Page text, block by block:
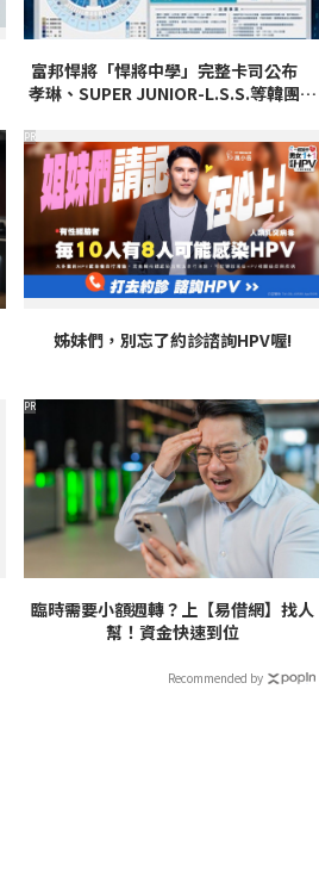
富邦悍將「悍將中學」完整卡司公布
孝琳、SUPER JUNIOR-L.S.S.等韓團炸
姊妹們，別忘了約診諮詢HPV喔!
PR
臨時需要小額週轉？上【易借網】找人
幫！資金快速到位
PR
Recommended by